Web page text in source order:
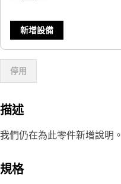
新增設備
停用
描述
我們仍在為此零件新增說明。
規格